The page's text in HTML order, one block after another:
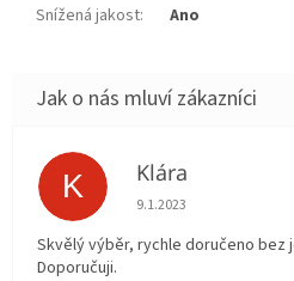
Snížená jakost: Ano
K Klára
Hodnocení obchodu je
9.1.2023
Skvělý výběr, rychle doručeno bez
Doporučuji.